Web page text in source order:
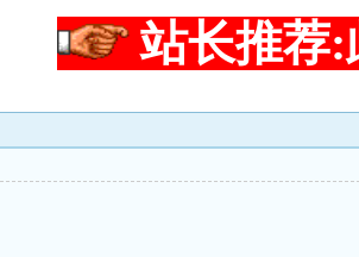
站长推荐: